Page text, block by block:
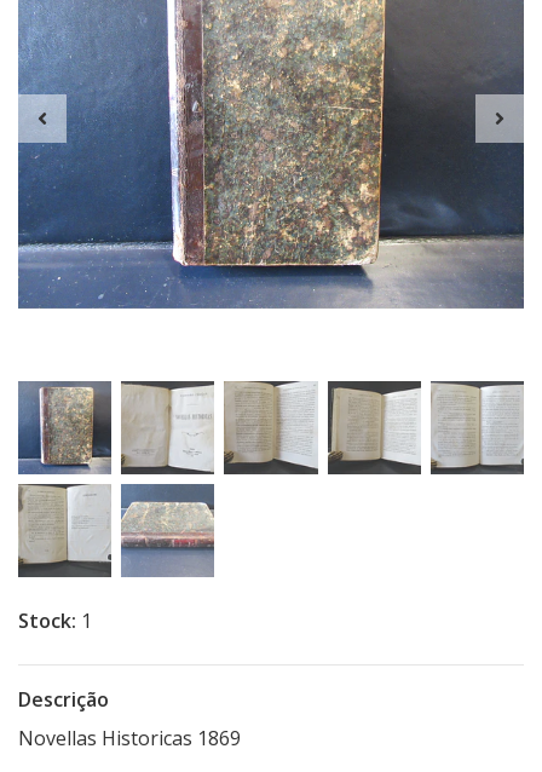
Stock: 1
Descrição
Novellas Historicas 1869